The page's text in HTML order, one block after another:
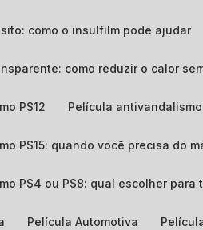
como o insulfilm pode ajudar
como reduzir o calor
PS12 Película
PS15: quando você precisa do
PS4 ou PS8: qual escolher
Película Automotiva